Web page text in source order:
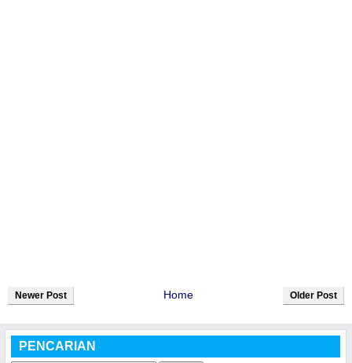
Newer Post Older Post
Home
PENCARIAN